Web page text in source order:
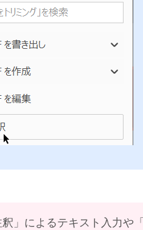
釈」によるテキスト入力